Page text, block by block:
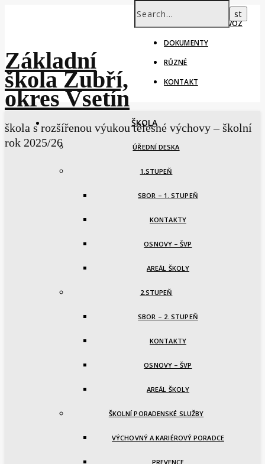
ŠKOLNÍ ROK – PROVOZ
DOKUMENTY
RŮZNÉ
KONTAKT
Základní
škola Zubří,
okres Vsetín
škola s rozšířenou výukou tělesné výchovy – školní
rok 2025/26
ŠKOLA
ÚŘEDNÍ DESKA
1.STUPEŇ
SBOR – 1. STUPEŇ
KONTAKTY
OSNOVY – ŠVP
AREÁL ŠKOLY
2.STUPEŇ
SBOR – 2. STUPEŇ
KONTAKTY
OSNOVY – ŠVP
AREÁL ŠKOLY
ŠKOLNÍ PORADENSKÉ SLUŽBY
VÝCHOVNÝ A KARIÉROVÝ PORADCE
PREVENCE